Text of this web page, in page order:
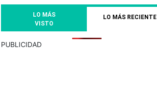
LO MÁS
VISTO
LO MÁS RECIENTE
PUBLICIDAD